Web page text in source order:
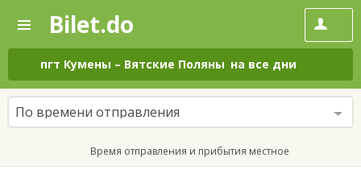
—
Поиск
и
покупка
билетов
на
автобус
онлайн
Bilet.do
пгт Кумены – Вятские Поляны на все дни
По времени отправления
Время отправления и прибытия местное